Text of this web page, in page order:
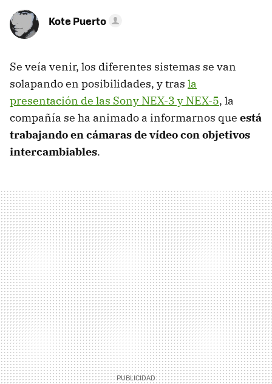
Kote Puerto
Se veía venir, los diferentes sistemas se van
solapando en posibilidades, y tras la
presentación de las Sony NEX-3 y NEX-5, la
compañía se ha animado a informarnos que está
trabajando en cámaras de vídeo con objetivos
intercambiables.